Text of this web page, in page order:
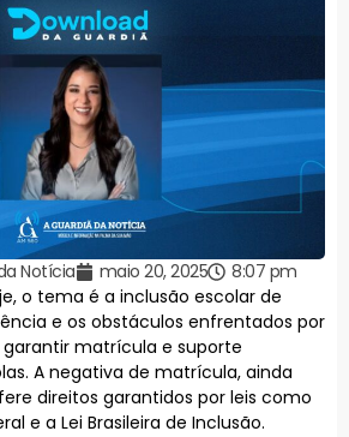
Notícia maio 20, 2025
8:07 pm
o tema é a inclusão escolar de
e os obstáculos enfrentados por
matrícula e suporte
A negativa de matrícula, ainda
direitos garantidos por leis como
e a Lei Brasileira de Inclusão.